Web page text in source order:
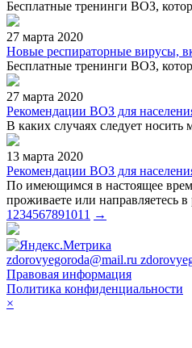
Бесплатные тренинги ВОЗ,
27 марта 2020
Новые респираторные вирусы,
Бесплатные тренинги ВОЗ,
27 марта 2020
Рекомендации ВОЗ для
В каких случаях следует
13 марта 2020
Рекомендации ВОЗ для
По имеющимся в настоящее
проживаете или направляетесь
1 234567891011 →
zdorovyegoroda@mail.ru
Правовая информация
Политика конфиденциальности
×